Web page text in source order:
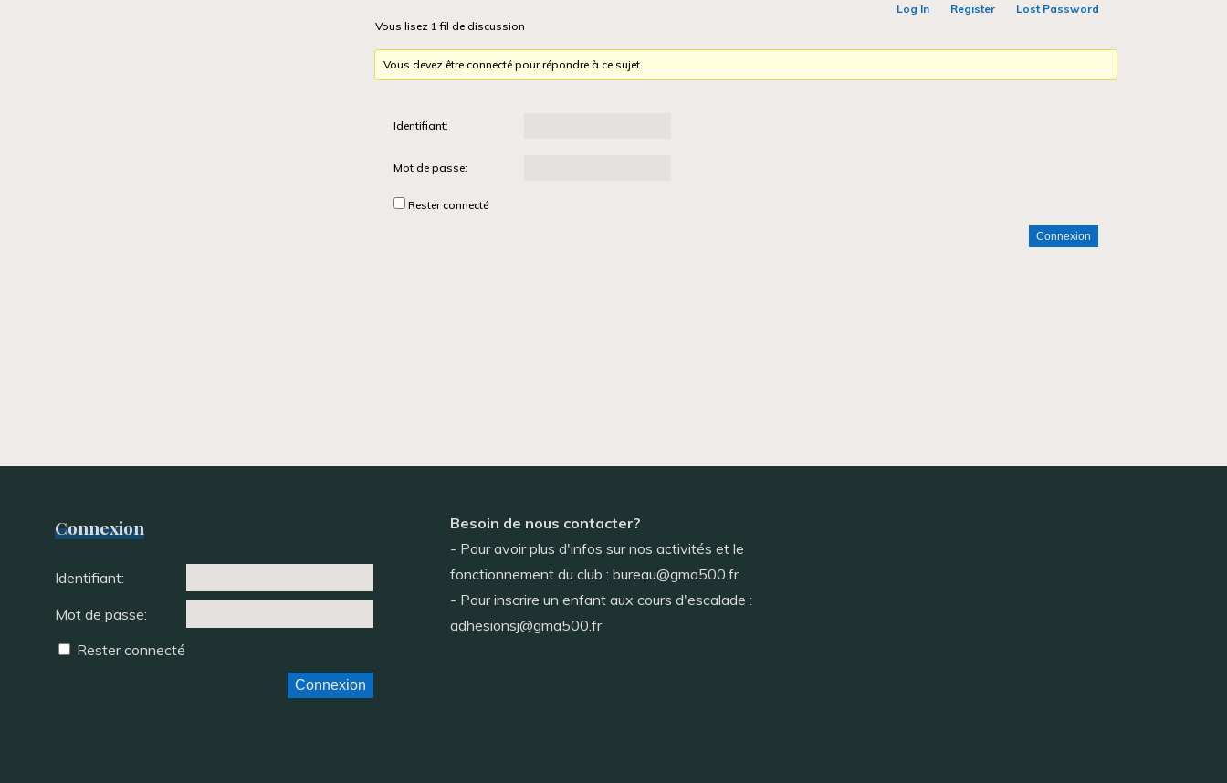
Log In Register
Lost Password
Vous lisez 1 fil de discussion
Vous devez être connecté pour répondre à ce sujet.
Identifiant:
Mot de passe:
Rester connecté
Connexion
Connexion
Identifiant:
Mot de passe:
Rester connecté
Connexion
Besoin de nous contacter?
- Pour avoir plus d'infos sur nos activités et le
fonctionnement du club : bureau@gma500.fr
- Pour inscrire un enfant aux cours d'escalade :
adhesionsj@gma500.fr